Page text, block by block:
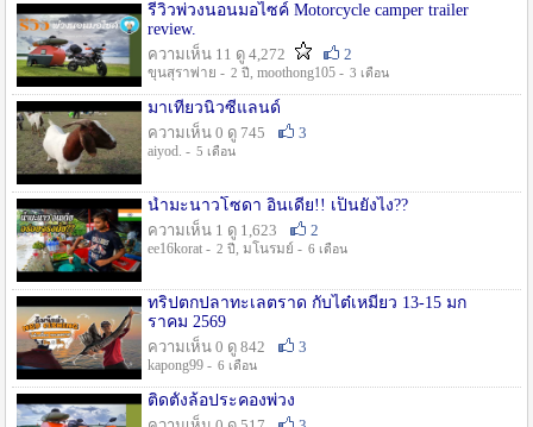
รีวิวพ่วงนอนมอไซค์ Motorcycle camper trailer
review.
ความเห็น 11 ดู 4,272
2
ขุนสุราพ่าย - 2 ปี , moothong105 - 3 เดือน
มาเที่ยวนิวซีแลนด์
ความเห็น 0 ดู 745
3
aiyod. - 5 เดือน
น้ำมะนาวโซดา อินเดีย!! เป็นยังไง??
ความเห็น 1 ดู 1,623
2
ee16korat - 2 ปี , มโนรมย์ - 6 เดือน
ทริปตกปลาทะเลตราด กับไต๋เหมี่ยว 13-15 มก
ราคม 2569
ความเห็น 0 ดู 842
3
kapong99 - 6 เดือน
ติดตั้งล้อประคองพ่วง